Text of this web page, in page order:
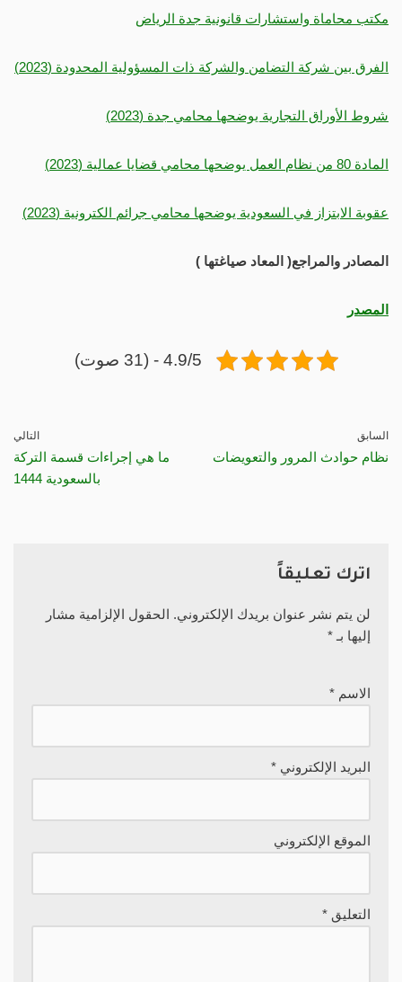
مكتب محاماة واستشارات قانونية جدة الرياض
الفرق بين شركة التضامن والشركة ذات المسؤولية المحدودة (2023)
شروط الأوراق التجارية يوضحها محامي جدة (2023)
المادة 80 من نظام العمل يوضحها محامي قضايا عمالية (2023)
عقوبة الابتزاز في السعودية يوضحها محامي جرائم الكترونية (2023)
المصادر والمراجع( المعاد صياغتها )
المصدر
4.9/5 - (31 صوت)
السابق
نظام حوادث المرور والتعويضات
التالي
ما هي إجراءات قسمة التركة
بالسعودية 1444
اترك تعليقاً
لن يتم نشر عنوان بريدك الإلكتروني. الحقول الإلزامية مشار
إليها بـ *
الاسم *
البريد الإلكتروني *
الموقع الإلكتروني
التعليق *